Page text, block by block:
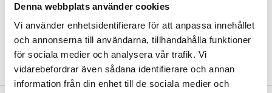
Denna webbplats använder cookies
Vi använder enhetsidentifierare för att anpassa innehållet
och annonserna till användarna, tillhandahålla funktioner
för sociala medier och analysera vår trafik. Vi
vidarebefordrar även sådana identifierare och annan
information från din enhet till de sociala medier och
Colour
Black